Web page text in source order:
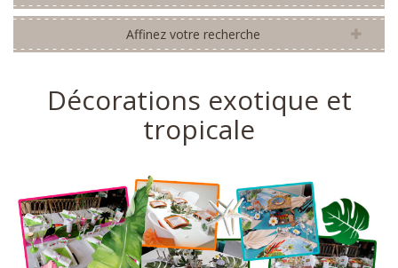
Affinez votre recherche
Décorations exotique et
tropicale